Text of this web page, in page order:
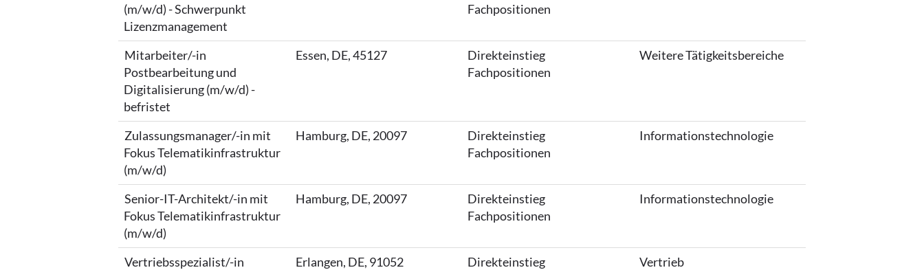
(m/w/d) - Schwerpunkt
Lizenzmanagement
Fachpositionen
Mitarbeiter/-in
Postbearbeitung und
Digitalisierung (m/w/d) -
befristet
Essen, DE, 45127
Direkteinstieg
Fachpositionen
Weitere Tätigkeitsbereiche
Zulassungsmanager/-in mit
Fokus Telematikinfrastruktur
(m/w/d)
Hamburg, DE, 20097
Direkteinstieg
Fachpositionen
Informationstechnologie
Senior-IT-Architekt/-in mit
Fokus Telematikinfrastruktur
(m/w/d)
Hamburg, DE, 20097
Direkteinstieg
Fachpositionen
Informationstechnologie
Vertriebsspezialist/-in
Erlangen, DE, 91052
Direkteinstieg
Vertrieb